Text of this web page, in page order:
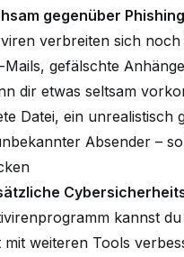
gegenüber
verbreiten sich
Mails, gefälschte
dir etwas seltsam
Datei, ein unrealistisch
Absender –
kannst du
mit weiteren Tools